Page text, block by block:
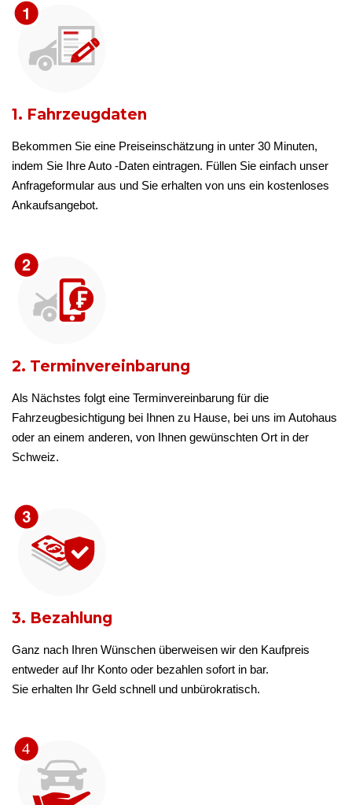
1. Fahrzeugdaten
Bekommen Sie eine Preiseinschätzung in unter 30 Minuten,
indem Sie Ihre Auto -Daten eintragen. Füllen Sie einfach unser
Anfrageformular aus und Sie erhalten von uns ein kostenloses
Ankaufsangebot.
2. Terminvereinbarung
Als Nächstes folgt eine Terminvereinbarung für die
Fahrzeugbesichtigung bei Ihnen zu Hause, bei uns im Autohaus
oder an einem anderen, von Ihnen gewünschten Ort in der
Schweiz.
3. Bezahlung
Ganz nach Ihren Wünschen überweisen wir den Kaufpreis
entweder auf Ihr Konto oder bezahlen sofort in bar.
Sie erhalten Ihr Geld schnell und unbürokratisch.